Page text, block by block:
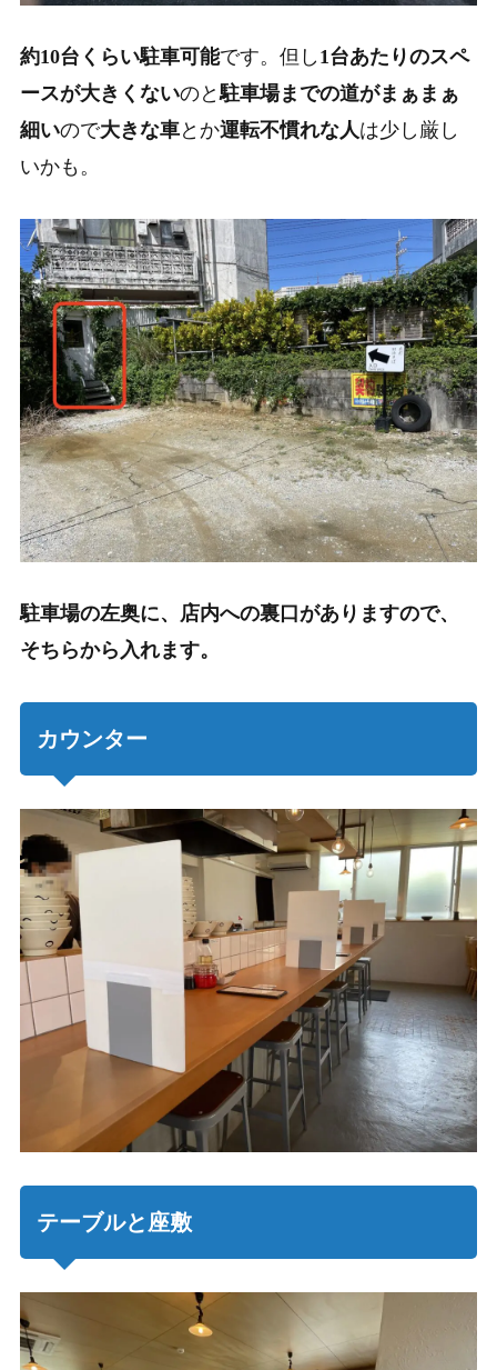
約10台くらい駐車可能です。 但し 1台あたりのスペ
ースが大きくないのと駐車場までの道がまぁまぁ
細いので大きな車とか運転不慣れな人は少し厳し
いかも。
駐車場の左奥に、店内への裏口がありますので、
そちらから入れます。
カウンター
テーブルと座敷